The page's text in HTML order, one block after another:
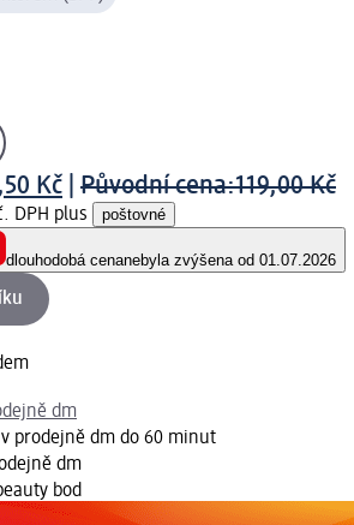
Kč Původní cena:119,00 Kč
DPH plus poštovné
dlouhodobá cenanebyla zvýšena od 01.07.2026
dm
prodejně dm do 60 minut
dm
bod